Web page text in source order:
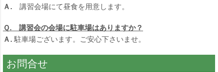
Ａ. 講習会場にて昼食を用意します。
Ｑ. 講習会の会場に駐車場はありますか？
Ａ. 駐車場ございます。ご安心下さいませ。
お問合せ